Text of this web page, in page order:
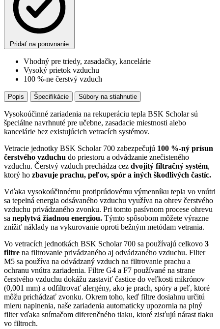
Pridať na porovnanie
Vhodný pre triedy, zasadačky, kancelárie
Vysoký prietok vzduchu
100 %-ne čerstvý vzduch
Popis Špecifikácie Súbory na stiahnutie
Vysokoúčinné zariadenia na rekuperáciu tepla BSK Scholar sú
špeciálne navrhnuté pre učebne, zasadacie miestnosti alebo
kancelárie bez existujúcich vetracích systémov.
Vetracie jednotky BSK Scholar 700 zabezpečujú 100 %-ný prísun
čerstvého vzduchu do priestoru a odvádzanie znečisteného
vzduchu. Čerstvý vzduch prechádza cez dvojitý filtračný systém,
ktorý ho zbavuje prachu, peľov, spór a iných škodlivých častíc.
Vďaka vysokoúčinnému protiprúdovému výmenníku tepla vo vnútri
sa tepelná energia odsávaného vzduchu využíva na ohrev čerstvého
vzduchu privádzaného zvonku. Pri tomto pasívnom procese ohrevu
sa neplytvá žiadnou energiou. Týmto spôsobom môžete výrazne
znížiť náklady na vykurovanie oproti bežným metódam vetrania.
Vo vetracích jednotkách BSK Scholar 700 sa používajú celkovo 3
filtre na filtrovanie privádzaného aj odvádzaného vzduchu. Filter
M5 sa používa na odvádzaný vzduch na filtrovanie prachu a
ochranu vnútra zariadenia. Filtre G4 a F7 používané na strane
čerstvého vzduchu dokážu zastaviť častice do veľkosti mikrónov
(0,001 mm) a odfiltrovať alergény, ako je prach, spóry a peľ, ktoré
môžu prichádzať zvonku. Okrem toho, keď filtre dosiahnu určitú
mieru naplnenia, naše zariadenia automaticky upozornia na plný
filter vďaka snímačom diferenčného tlaku, ktoré zisťujú nárast tlaku
vo filtroch.